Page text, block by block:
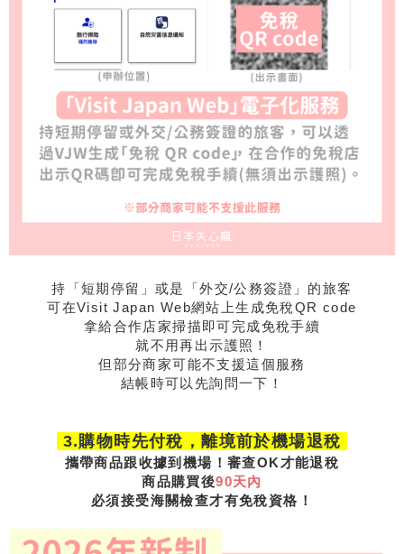
持「短期停留」或是「外交/公務簽證」的旅客
可在Visit Japan Web網站上生成免稅QR code
拿給合作店家掃描即可完成免稅手續
就不用再出示護照！
但部分商家可能不支援這個服務
結帳時可以先詢問一下！
3.購物時先付稅，離境前於機場退稅
攜帶商品跟收據到機場！審查OK才能退稅
商品購買後90天內
必須接受海關檢查才有免稅資格！